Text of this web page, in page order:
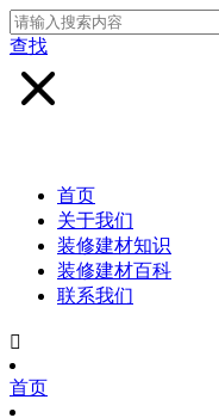
查找
首页
关于我们
装修建材知识
装修建材百科
联系我们

首页